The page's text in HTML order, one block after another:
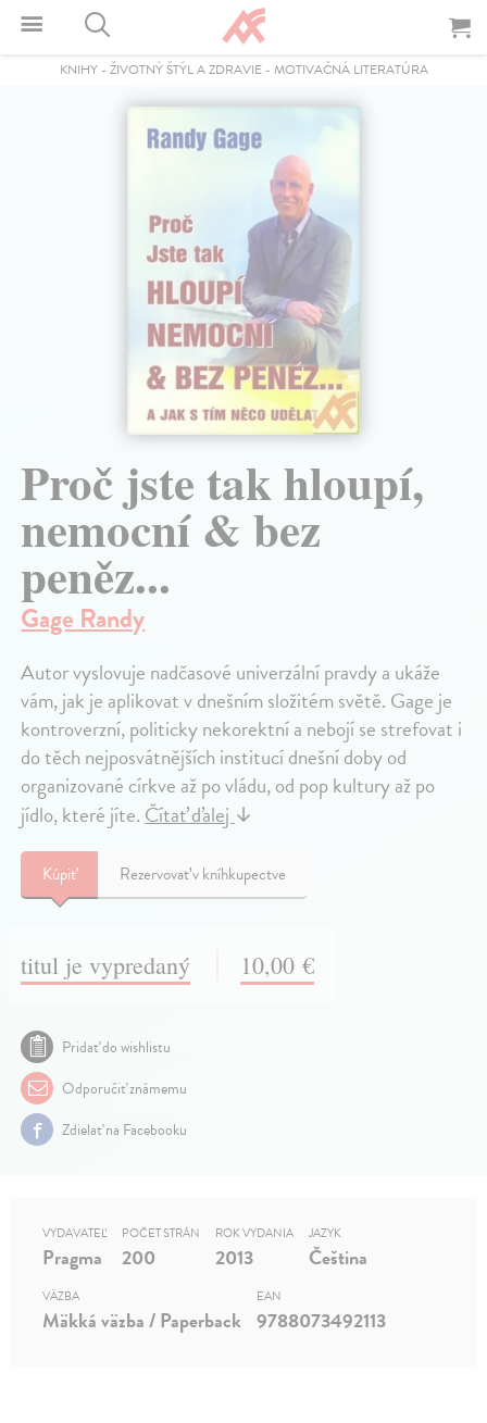
KNIHY- ŽIVOTNÝ ŠTÝL A ZDRAVIE- MOTIVAČNÁ LITERATÚRA
Proč jste tak hloupí,
nemocní & bez
peněz...
Gage Randy
Autor vyslovuje nadčasové univerzální pravdy a ukáže
vám, jak je aplikovat v dnešním složitém světě. Gage je
kontroverzní, politicky nekorektní a nebojí se strefovat i
do těch nejposvátnějších institucí dnešní doby od
organizované církve až po vládu, od pop kultury až po
jídlo, které jíte. Čítať ďalej ↓
Kúpiť Rezervovať v kníhkupectve
titul je vypredaný 10,00 €
Pridať do wishlistu
Odporučiť známemu
Zdielať na Facebooku
VYDAVATEĽ
Pragma
POČET STRÁN
200
ROK VYDANIA
2013
JAZYK
Čeština
VÄZBA
Mäkká väzba / Paperback
EAN
9788073492113